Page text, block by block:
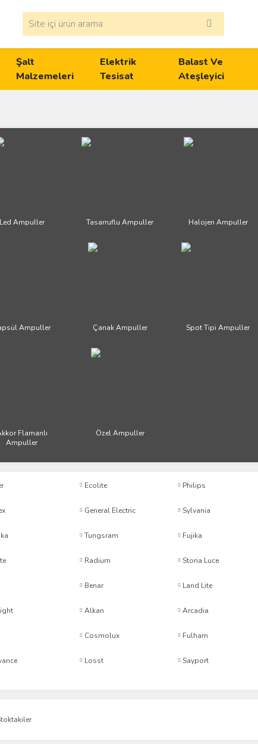
Şalt
Malzemeleri
Elektrik
Tesisat
Balast Ve
Ateşleyici
Ampuller Tasarruflu Ampuller Halojen Ampuller
Ampuller Çanak Ampuller Spot Tipi Ampuller
Flamanlı
Ampuller
Özel Ampuller
Ecolite Philips
General Electric Sylvania
Tungsram Fujika
Radium Storia Luce
Benar Land Lite
Alkan Arcadia
Cosmolux Fulham
Losst Sayport